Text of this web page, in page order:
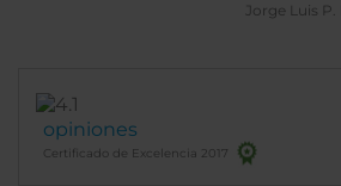
Jorge Luis P.
opiniones
Certificado de Excelencia 2017